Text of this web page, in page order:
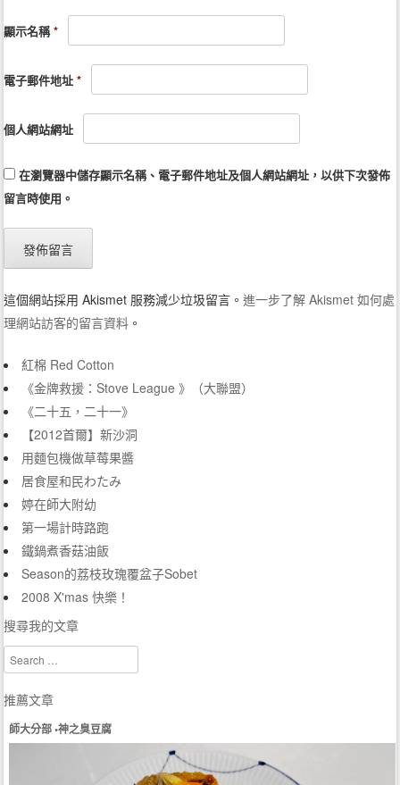
顯示名稱*
電子郵件地址*
個人網站網址
在瀏覽器中儲存顯示名稱、電子郵件地址及個人網站網址，以供下次發佈
留言時使用。
這個網站採用 Akismet 服務減少垃圾留言。進一步了解 Akismet 如何處
理網站訪客的留言資料 。
紅棉 Red Cotton
《金牌救援：Stove League 》（大聯盟）
《二十五，二十一》
【2012首爾】新沙洞
用麵包機做草莓果醬
居食屋和民わたみ
婷在師大附幼
第一場計時路跑
鐵鍋煮香菇油飯
Season的荔枝玫瑰覆盆子Sobet
2008 X'mas 快樂！
搜尋我的文章
Search
推薦文章
師大分部 •神之臭豆腐